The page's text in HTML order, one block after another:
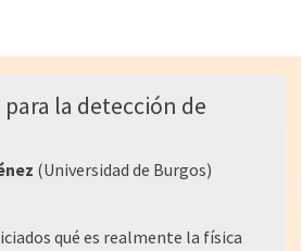
la detección de
(Universidad de Burgos)
qué es realmente la física